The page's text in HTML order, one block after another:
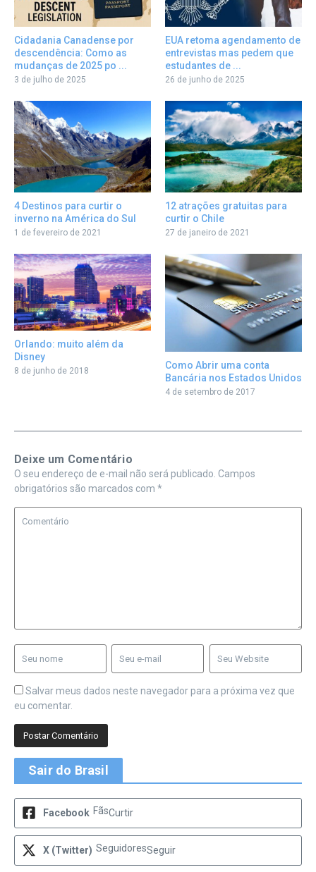
Cidadania Canadense por
descendência: Como as
mudanças de 2025 po ...
3 de julho de 2025
EUA retoma agendamento de
entrevistas mas pedem que
estudantes de ...
26 de junho de 2025
4 Destinos para curtir o
inverno na América do Sul
1 de fevereiro de 2021
12 atrações gratuitas para
curtir o Chile
27 de janeiro de 2021
Orlando: muito além da
Disney
8 de junho de 2018
Como Abrir uma conta
Bancária nos Estados Unidos
4 de setembro de 2017
Deixe um Comentário
O seu endereço de e-mail não será publicado. Campos
obrigatórios são marcados com *
Salvar meus dados neste navegador para a próxima vez que
eu comentar.
Sair do Brasil
Facebook FãsCurtir
X (Twitter) SeguidoresSeguir